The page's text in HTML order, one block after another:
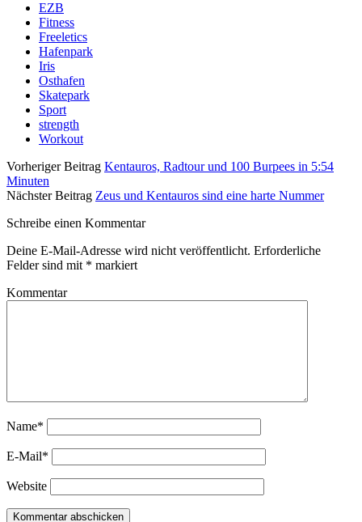
EZB
Fitness
Freeletics
Hafenpark
Iris
Osthafen
Skatepark
Sport
strength
Workout
Vorheriger Beitrag Kentauros, Radtour und 100 Burpees in 5:54
Minuten
Nächster Beitrag Zeus und Kentauros sind eine harte Nummer
Schreibe einen Kommentar
Deine E-Mail-Adresse wird nicht veröffentlicht. Erforderliche
Felder sind mit * markiert
Kommentar
Name*
E-Mail*
Website